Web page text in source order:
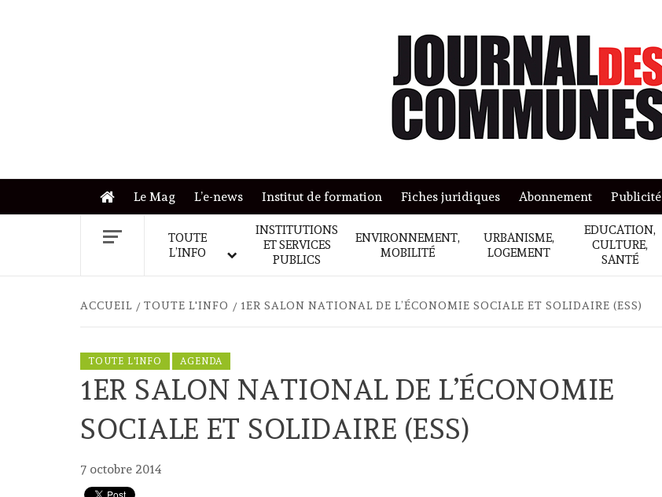
Le Mag L’e-news Institut de formation Fiches juridiques Abonnement Publicité
TOUTE
L’INFO
INSTITUTIONS
ET SERVICES
PUBLICS
ENVIRONNEMENT,
MOBILITÉ
URBANISME,
LOGEMENT
EDUCATION,
CULTURE,
SANTÉ
ACCUEIL TOUTE L'INFO 1ER SALON NATIONAL DE L’ÉCONOMIE SOCIALE ET SOLIDAIRE (ESS)
TOUTE L'INFO AGENDA
1ER SALON NATIONAL DE L’ÉCONOMIE
SOCIALE ET SOLIDAIRE (ESS)
7 octobre 2014